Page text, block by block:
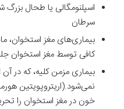
اسپلنومگالی یا طحال
سرطان
بیماری‌های مغز استخوان،
کافی توسط مغز استخوان
بیماری مزمن کلیه، که در آن
نمی‌شود.(اریتروپویتین
خون در مغز استخوان را